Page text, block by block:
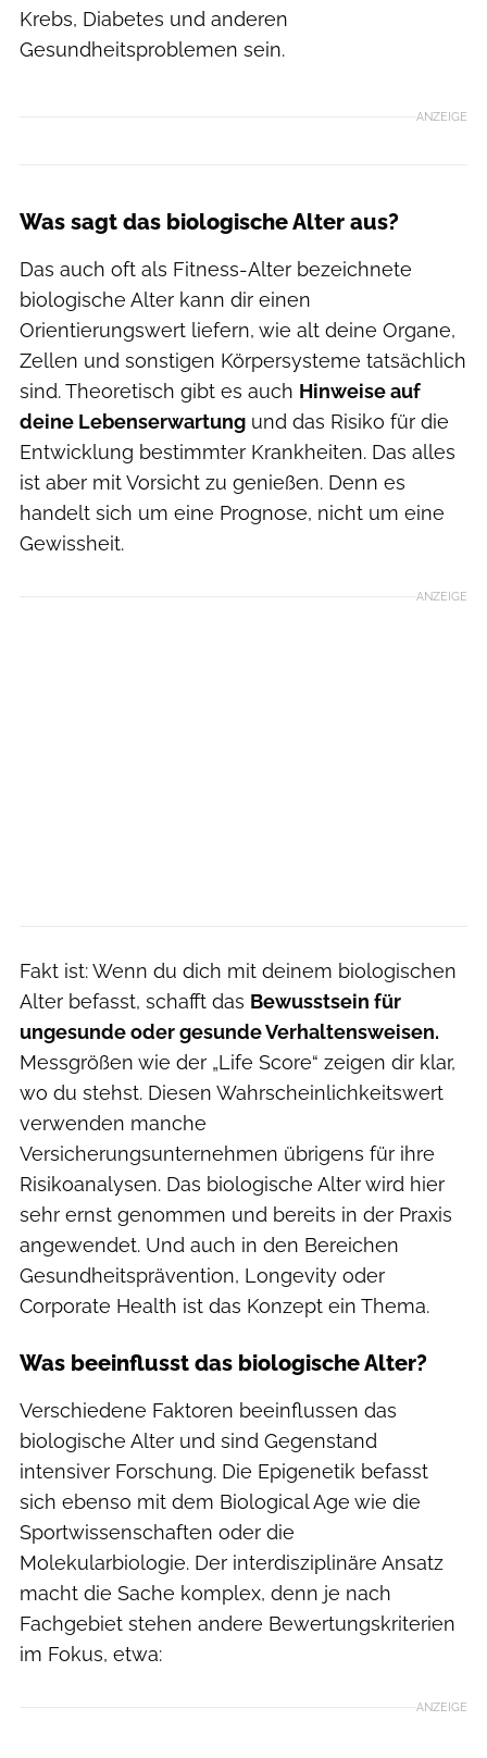
Krebs, Diabetes und anderen
Gesundheitsproblemen sein.
ANZEIGE
Was sagt das biologische Alter aus?
Das auch oft als Fitness-Alter bezeichnete
biologische Alter kann dir einen
Orientierungswert liefern, wie alt deine Organe,
Zellen und sonstigen Körpersysteme tatsächlich
sind. Theoretisch gibt es auch Hinweise auf
deine Lebenserwartung und das Risiko für die
Entwicklung bestimmter Krankheiten. Das alles
ist aber mit Vorsicht zu genießen. Denn es
handelt sich um eine Prognose, nicht um eine
Gewissheit.
ANZEIGE
Fakt ist: Wenn du dich mit deinem biologischen
Alter befasst, schafft das Bewusstsein für
ungesunde oder gesunde Verhaltensweisen.
Messgrößen wie der „Life Score“ zeigen dir klar,
wo du stehst. Diesen Wahrscheinlichkeitswert
verwenden manche
Versicherungsunternehmen übrigens für ihre
Risikoanalysen. Das biologische Alter wird hier
sehr ernst genommen und bereits in der Praxis
angewendet. Und auch in den Bereichen
Gesundheitsprävention, Longevity oder
Corporate Health ist das Konzept ein Thema.
Was beeinflusst das biologische Alter?
Verschiedene Faktoren beeinflussen das
biologische Alter und sind Gegenstand
intensiver Forschung. Die Epigenetik befasst
sich ebenso mit dem Biological Age wie die
Sportwissenschaften oder die
Molekularbiologie. Der interdisziplinäre Ansatz
macht die Sache komplex, denn je nach
Fachgebiet stehen andere Bewertungskriterien
im Fokus, etwa:
ANZEIGE